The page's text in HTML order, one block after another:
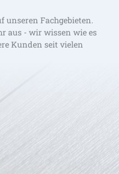
unseren Fachgebieten.
aus - wir wissen wie es
Kunden seit vielen